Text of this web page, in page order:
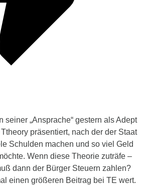
seiner „Ansprache“ gestern als Adept
präsentiert, nach der der Staat
Schulden machen und so viel Geld
Wenn diese Theorie zuträfe –
dann der Bürger Steuern zahlen?
einen größeren Beitrag bei TE wert.